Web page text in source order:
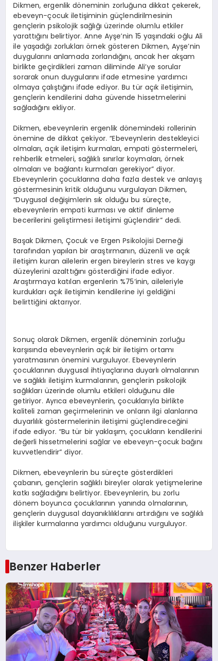
Dikmen, ergenlik döneminin zorluğuna dikkat çekerek,
ebeveyn-çocuk iletişiminin güçlendirilmesinin
gençlerin psikolojik sağlığı üzerinde olumlu etkiler
yarattığını belirtiyor. Anne Ayşe’nin 15 yaşındaki oğlu Ali
ile yaşadığı zorlukları örnek gösteren Dikmen, Ayşe’nin
duygularını anlamada zorlandığını, ancak her akşam
birlikte geçirdikleri zaman diliminde Ali’ye sorular
sorarak onun duygularını ifade etmesine yardımcı
olmaya çalıştığını ifade ediyor. Bu tür açık iletişimin,
gençlerin kendilerini daha güvende hissetmelerini
sağladığını ekliyor.
Dikmen, ebeveynlerin ergenlik dönemindeki rollerinin
önemine de dikkat çekiyor. “Ebeveynlerin destekleyici
olmaları, açık iletişim kurmaları, empati göstermeleri,
rehberlik etmeleri, sağlıklı sınırlar koymaları, örnek
olmaları ve bağlantı kurmaları gerekiyor” diyor.
Ebeveynlerin çocuklarına daha fazla destek ve anlayış
göstermesinin kritik olduğunu vurgulayan Dikmen,
“Duygusal değişimlerin sık olduğu bu süreçte,
ebeveynlerin empati kurması ve aktif dinleme
becerilerini geliştirmesi iletişimi güçlendirir” dedi.
Başak Dikmen, Çocuk ve Ergen Psikolojisi Derneği
tarafından yapılan bir araştırmanın, düzenli ve açık
iletişim kuran ailelerin ergen bireylerin stres ve kaygı
düzeylerini azalttığını gösterdiğini ifade ediyor.
Araştırmaya katılan ergenlerin %75’inin, aileleriyle
kurdukları açık iletişimin kendilerine iyi geldiğini
belirttiğini aktarıyor.
Sonuç olarak Dikmen, ergenlik döneminin zorluğu
karşısında ebeveynlerin açık bir iletişim ortamı
yaratmasının önemini vurguluyor. Ebeveynlerin
çocuklarının duygusal ihtiyaçlarına duyarlı olmalarının
ve sağlıklı iletişim kurmalarının, gençlerin psikolojik
sağlıkları üzerinde olumlu etkileri olduğunu dile
getiriyor. Ayrıca ebeveynlerin, çocuklarıyla birlikte
kaliteli zaman geçirmelerinin ve onların ilgi alanlarına
duyarlılık göstermelerinin iletişimi güçlendireceğini
ifade ediyor. “Bu tür bir yaklaşım, çocukların kendilerini
değerli hissetmelerini sağlar ve ebeveyn-çocuk bağını
kuvvetlendirir” diyor.
Dikmen, ebeveynlerin bu süreçte gösterdikleri
çabanın, gençlerin sağlıklı bireyler olarak yetişmelerine
katkı sağladığını belirtiyor. Ebeveynlerin, bu zorlu
dönem boyunca çocuklarının yanında olmalarının,
gençlerin duygusal dayanıklılıklarını artırdığını ve sağlıklı
ilişkiler kurmalarına yardımcı olduğunu vurguluyor.
Benzer Haberler